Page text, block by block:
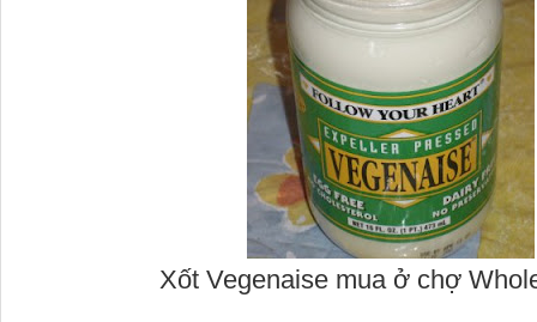
Xốt Vegenaise mua ở chợ